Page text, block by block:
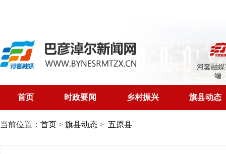
河套融
端
首页 时政要闻 乡村振兴 旗县动态
当前位置： 首页 > 旗县动态 > 五原县